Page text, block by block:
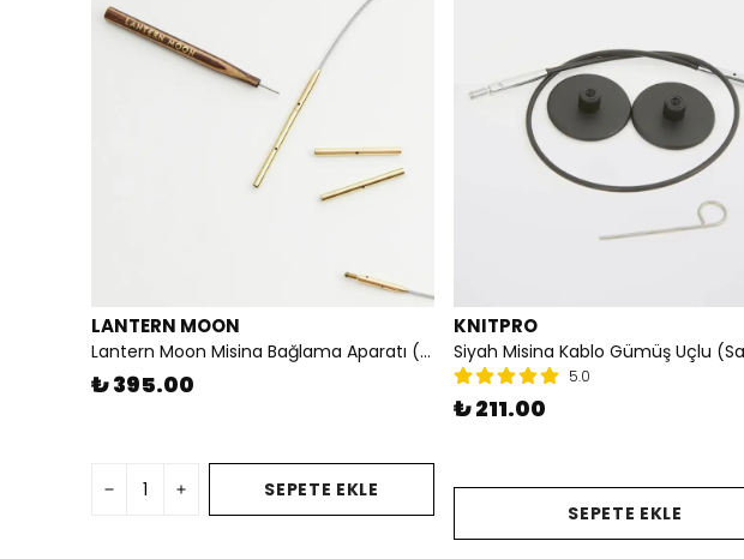
LANTERN MOON
Lantern Moon Misina Bağlama Aparatı (24K KAPLAMA)
₺ 395.00
SEPETE EKLE
KNITPRO
Siyah Misina Kablo Gümüş Uçlu
5.0
₺ 211.00
SEPETE EKLE